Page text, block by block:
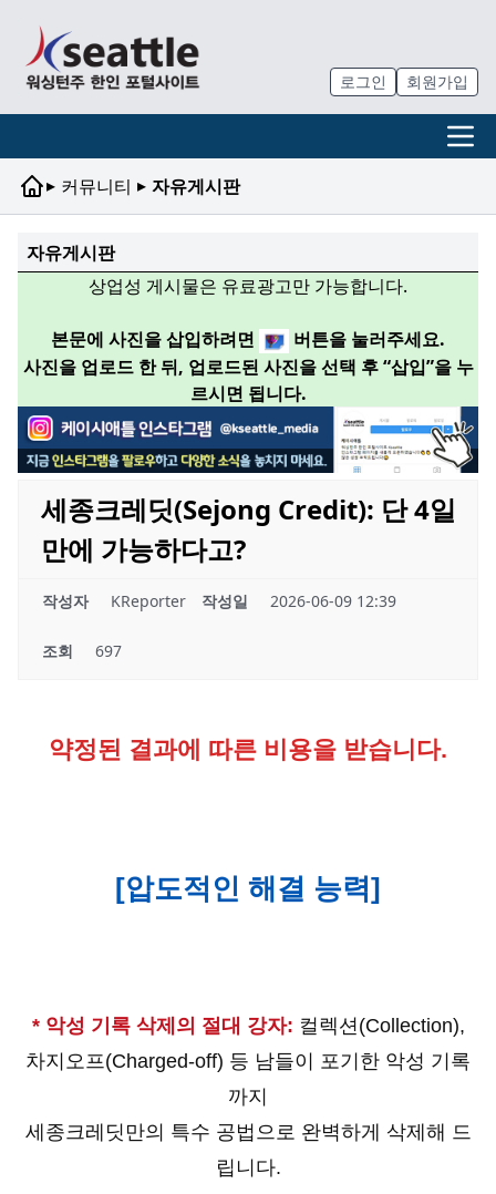
로그인 회원가입
▸ 커뮤니티 ▸ 자유게시판
자유게시판
상업성 게시물은 유료광고만 가능합니다.
본문에 사진을 삽입하려면
버튼을 눌러주세요.
사진을 업로드 한 뒤, 업로드된 사진을 선택 후 “삽입”을 누
르시면 됩니다.
세종크레딧(Sejong Credit): 단 4일
만에 가능하다고?
작성자 KReporter 작성일 2026-06-09 12:39
조회 697
약정된 결과에 따른 비용을 받습니다.
[압도적인 해결 능력]
* 악성 기록 삭제의 절대 강자: 컬렉션(Collection),
차지오프(Charged-off) 등 남들이 포기한 악성 기록
까지
세종크레딧만의 특수 공법으로 완벽하게 삭제해 드
립니다.